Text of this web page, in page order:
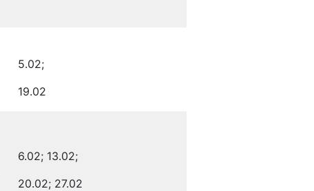
5.02;
19.02
6.02; 13.02;
20.02; 27.02